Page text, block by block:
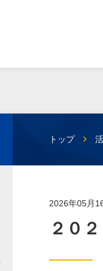
トップ
2026年05月
２０